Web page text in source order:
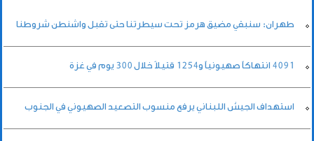
طهران: سنبقي مضيق هرمز تحت سيطرتنا حتى تقبل واشنطن شروطنا
4091 انتهاكاً صهيونياً و1254 قتيلاً خلال 300 يوم في غزة
استهداف الجيش اللبناني يرفع منسوب التصعيد الصهيوني في الجنوب